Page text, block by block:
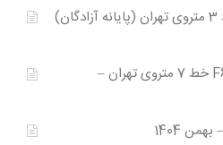
احداث فاز 1 پایانه جنوبی خط 3 متروی تهران (پایانه آزادگان)
عملیات اجرایی ایستگاه F6-G7 خط 7 متروی تهران –
1404